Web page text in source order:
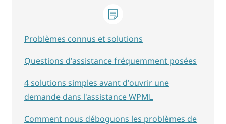
Problèmes connus et solutions
Questions d'assistance fréquemment posées
4 solutions simples avant d'ouvrir une
demande dans l'assistance WPML
Comment nous déboguons les problèmes de